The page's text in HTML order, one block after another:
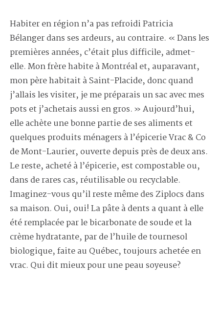
Habiter en région n’a pas refroidi Patricia
Bélanger dans ses ardeurs, au contraire. « Dans les
premières années, c’était plus difficile, admet-
elle. Mon frère habite à Montréal et, auparavant,
mon père habitait à Saint-Placide, donc quand
j’allais les visiter, je me préparais un sac avec mes
pots et j’achetais aussi en gros. » Aujourd’hui,
elle achète une bonne partie de ses aliments et
quelques produits ménagers à l’épicerie Vrac & Co
de Mont-Laurier, ouverte depuis près de deux ans.
Le reste, acheté à l’épicerie, est compostable ou,
dans de rares cas, réutilisable ou recyclable.
Imaginez-vous qu’il reste même des Ziplocs dans
sa maison. Oui, oui! La pâte à dents a quant à elle
été remplacée par le bicarbonate de soude et la
crème hydratante, par de l’huile de tournesol
biologique, faite au Québec, toujours achetée en
vrac. Qui dit mieux pour une peau soyeuse?